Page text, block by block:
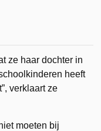
ze haar dochter in
heeft
verklaart ze
moeten bij